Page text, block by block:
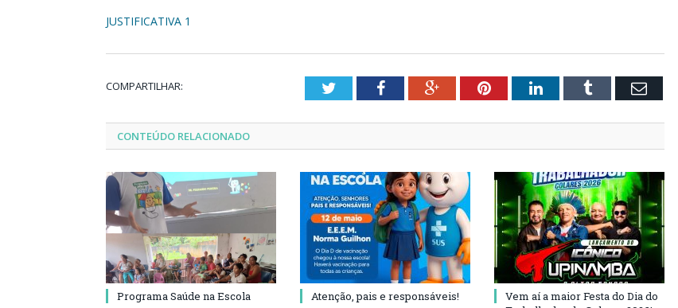
JUSTIFICATIVA 1
COMPARTILHAR: TwitterFacebookGoogle+PinterestLinkedInTumblr Email
CONTEÚDO RELACIONADO
Programa Saúde na Escola Atenção, pais e responsáveis!
Vem aí a maior Festa do Dia do